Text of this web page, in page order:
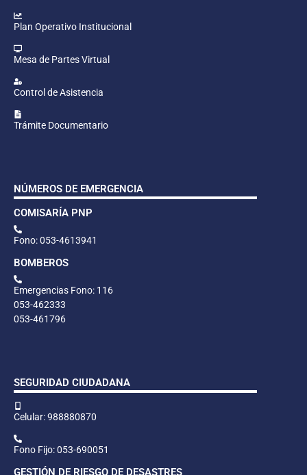
Plan Operativo Institucional
Mesa de Partes Virtual
Control de Asistencia
Trámite Documentario
NÚMEROS DE EMERGENCIA
COMISARÍA PNP
Fono: 053-4613941
BOMBEROS
Emergencias Fono: 116
053-462333
053-461796
SEGURIDAD CIUDADANA
Celular: 988880870
Fono Fijo: 053-690051
GESTIÓN DE RIESGO DE DESASTRES